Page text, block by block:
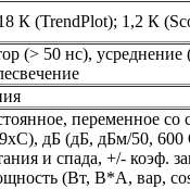
К (TrendPlot); 1,2 К
(> 50 нс), усреднение
переменное со
дБ (дБ, дБм/50,
и спада, +/- коэф.
(Вт, В*А, вар,